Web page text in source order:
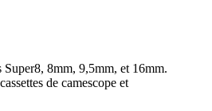
8mm, 9,5mm, et 16mm.
de camescope et